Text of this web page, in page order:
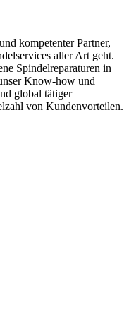
kompetenter Partner,
aller Art geht.
Spindelreparaturen in
Know-how und
global tätiger
von Kundenvorteilen.